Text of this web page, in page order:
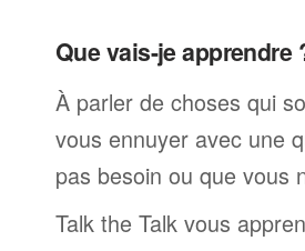
Que vais-je apprendre
À parler de choses qui
vous ennuyer avec une
pas besoin ou que vous
Talk the Talk vous